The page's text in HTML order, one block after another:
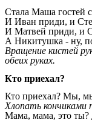
Стала Маша гостей
И Иван приди, и
И Матвей приди, и
А Никитушка - ну,
Вращение кистей
обеих руках.
Кто приехал?
Кто приехал? Мы,
Хлопать кончиками
Мама, мама, это ты?